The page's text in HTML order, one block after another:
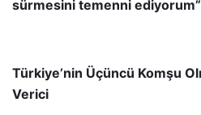
sürmesini temenni
Türkiye’nin Üçüncü Komşu
Verici